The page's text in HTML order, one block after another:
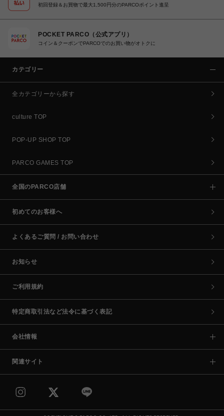
初回登録＆お買物で最大1,500円分のPARCOポイント進呈
POCKET PARCO（公式アプリ）
コイン＆クーポンでPARCOでのお買い物がオトクに
カテゴリー
全カテゴリーから探す
culture TOP
POP-UP SHOP TOP
PARCO GAMES TOP
全国のPARCO店舗
初めてのお客様へ
よくあるご質問 / お問い合わせ
お知らせ
ご利用規約
特定商取引法など法令に基づく表記
会社情報
関連サイト